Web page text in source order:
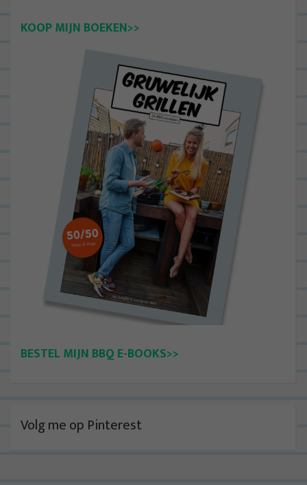
KOOP MIJN BOEKEN>>
BESTEL MIJN BBQ E-BOOKS>>
Volg me op Pinterest